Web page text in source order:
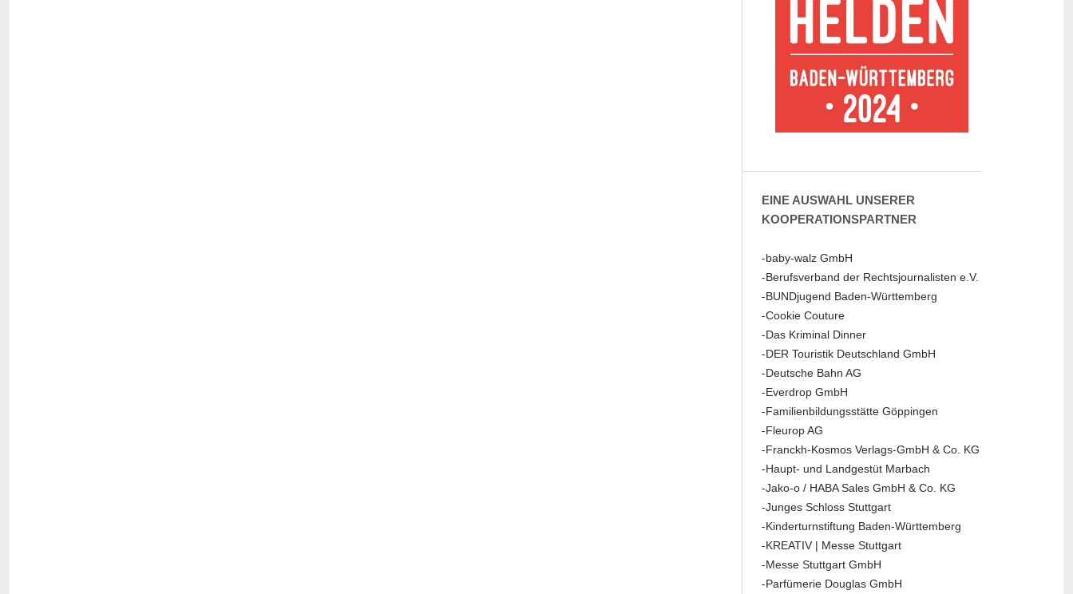
EINE AUSWAHL UNSERER
KOOPERATIONSPARTNER
-baby-walz GmbH
-Berufsverband der Rechtsjournalisten e.V.
-BUNDjugend Baden-Württemberg
-Cookie Couture
-Das Kriminal Dinner
-DER Touristik Deutschland GmbH
-Deutsche Bahn AG
-Everdrop GmbH
-Familienbildungsstätte Göppingen
-Fleurop AG
-Franckh-Kosmos Verlags-GmbH & Co. KG
-Haupt- und Landgestüt Marbach
-Jako-o / HABA Sales GmbH & Co. KG
-Junges Schloss Stuttgart
-Kinderturnstiftung Baden-Württemberg
-KREATIV | Messe Stuttgart
-Messe Stuttgart GmbH
-Parfümerie Douglas GmbH